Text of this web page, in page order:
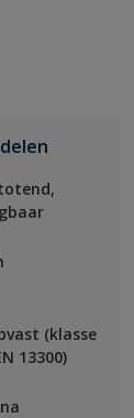
(klasse
13300)